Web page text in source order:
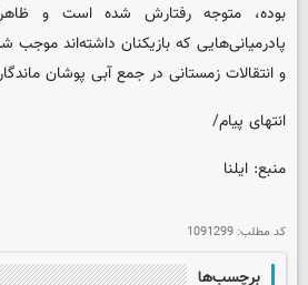
بوده، متوجه رفتارش شده است و
پادرمیانی‌هایی که بازیکنان داشته‌اند
و انتقالات زمستانی در جمع آبی پوشان
انتهای پیام/
منبع: ایلنا
کد مطلب: 1091299
برچسب‌ها